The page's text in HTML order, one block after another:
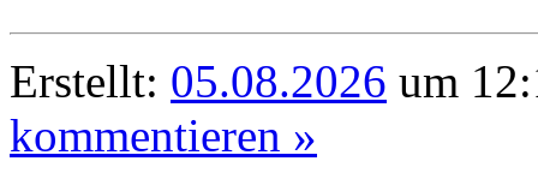
Erstellt: 05.08.2026 um
kommentieren »